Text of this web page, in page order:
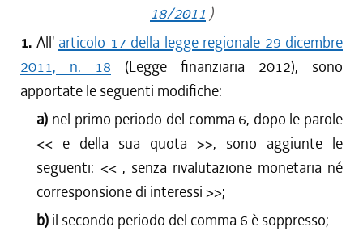
18/2011 )
1. All' articolo 17 della legge regionale 29 dicembre
2011, n. 18 (Legge finanziaria 2012), sono
apportate le seguenti modifiche:
a) nel primo periodo del comma 6, dopo le parole
<< e della sua quota >>, sono aggiunte le
seguenti: << , senza rivalutazione monetaria né
corresponsione di interessi >>;
b) il secondo periodo del comma 6 è soppresso;